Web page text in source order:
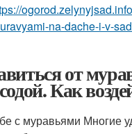
na-dache-i-v-
от
Как
с муравьями Многие